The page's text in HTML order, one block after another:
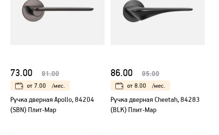
73.00 81.00
от 7.00 /мес.
Ручка дверная Apollo, 84204
(SBN) Плит-Мар
86.00 95.00
от 8.00 /мес.
Ручка дверная Cheetah, 84283
(BLK) Плит-Мар